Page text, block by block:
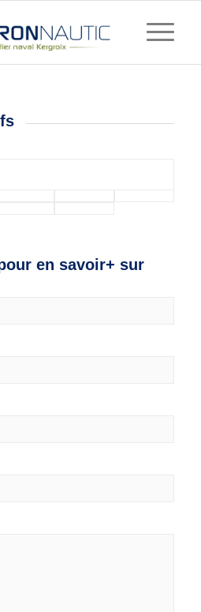
en savoir+ sur